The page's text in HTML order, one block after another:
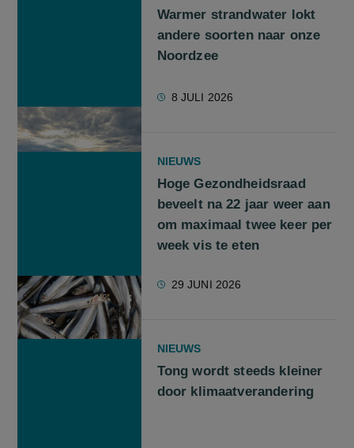
Warmer strandwater lokt
andere soorten naar onze
Noordzee
8 JULI 2026
NIEUWS
Hoge Gezondheidsraad
beveelt na 22 jaar weer aan
om maximaal twee keer per
week vis te eten
29 JUNI 2026
NIEUWS
Tong wordt steeds kleiner
door klimaatverandering